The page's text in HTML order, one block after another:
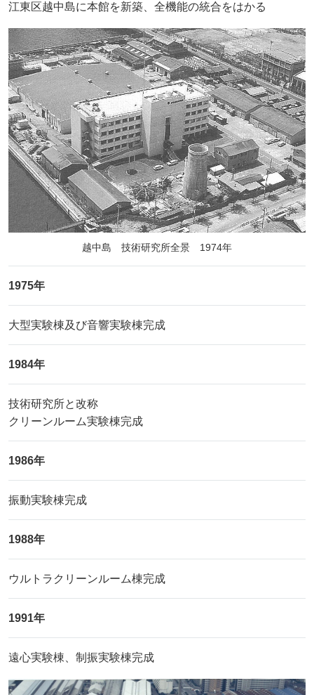
江東区越中島に本館を新築、全機能の統合をはかる
越中島 技術研究所全景 1974年
1975年
大型実験棟及び音響実験棟完成
1984年
技術研究所と改称
クリーンルーム実験棟完成
1986年
振動実験棟完成
1988年
ウルトラクリーンルーム棟完成
1991年
遠心実験棟、制振実験棟完成